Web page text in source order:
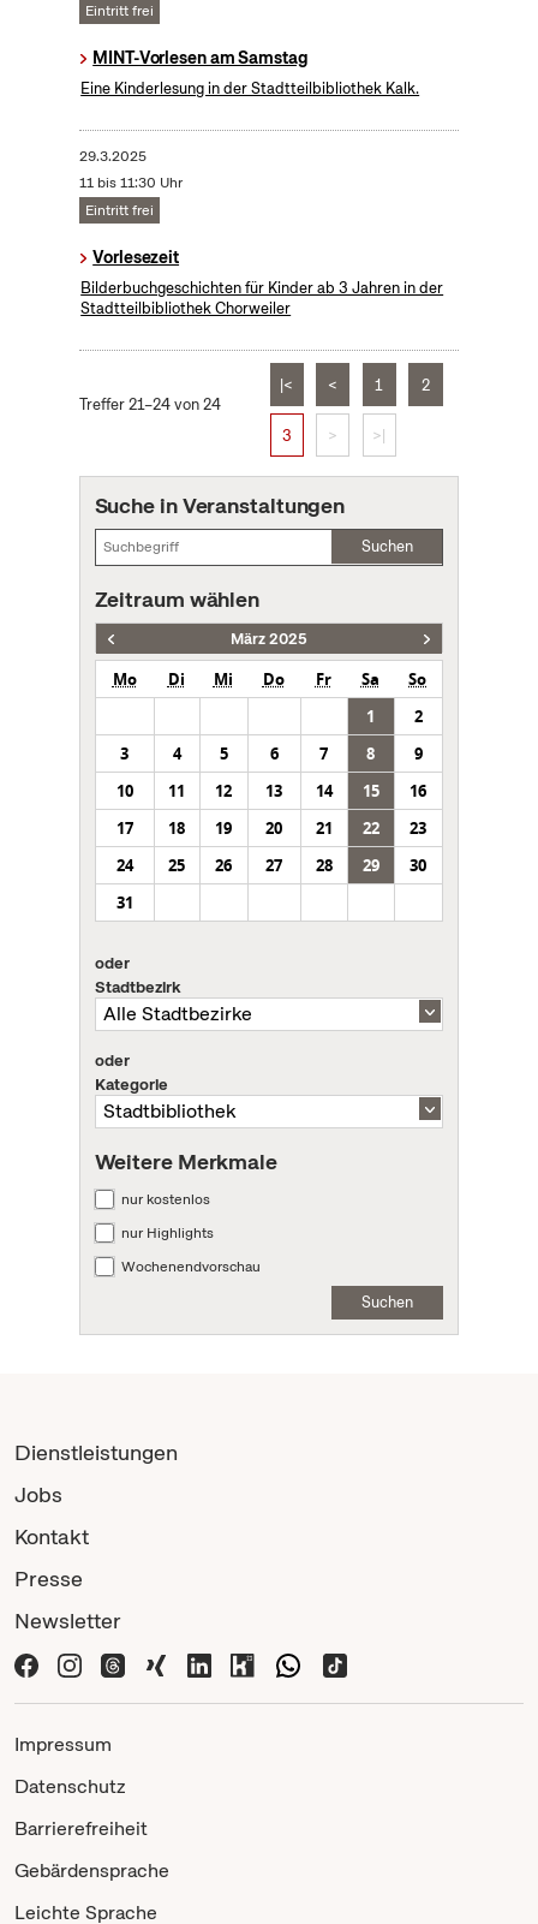
Eintritt frei
MINT-Vorlesen am Samstag
Eine Kinderlesung in der Stadtteilbibliothek Kalk.
29.3.2025
11 bis 11:30 Uhr
Eintritt frei
Vorlesezeit
Bilderbuchgeschichten für Kinder ab 3 Jahren in der
Stadtteilbibliothek Chorweiler
Treffer 21–24 von 24
|< < 1 2
3 > >|
Suche in Veranstaltungen
Suchen
Zeitraum wählen
März 2025
Mo Di Mi Do Fr Sa
So
1
2
3
4 5 6 7 8
9
10
11 12 13 14 15
16
17
18 19 20 21 22
23
24
25 26 27 28 29
30
31
oder
Stadtbezirk
oder
Kategorie
Weitere Merkmale
nur kostenlos
nur Highlights
Wochenendvorschau
Suchen
Dienstleistungen
Jobs
Kontakt
Presse
Newsletter
Impressum
Datenschutz
Barrierefreiheit
Gebärdensprache
Leichte Sprache